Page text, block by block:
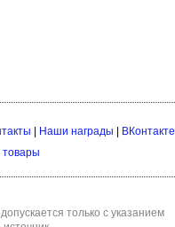
| Наши награды | ВКонтакте
только с указанием